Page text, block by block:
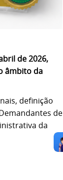
de 2026,
âmbito da
definição
de
da